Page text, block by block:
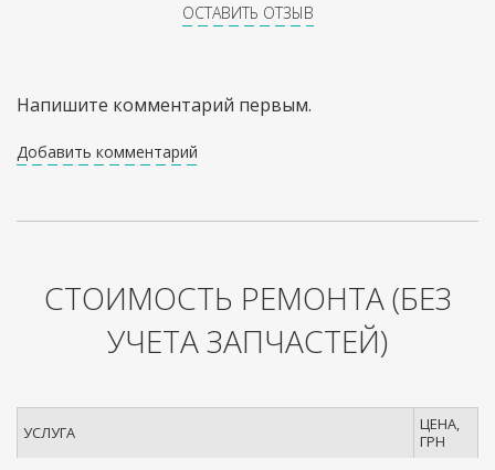
ОСТАВИТЬ ОТЗЫВ
Напишите комментарий первым.
Добавить комментарий
СТОИМОСТЬ РЕМОНТА(БЕЗ
УЧЕТА ЗАПЧАСТЕЙ)
УСЛУГА
ЦЕНА,
ГРН